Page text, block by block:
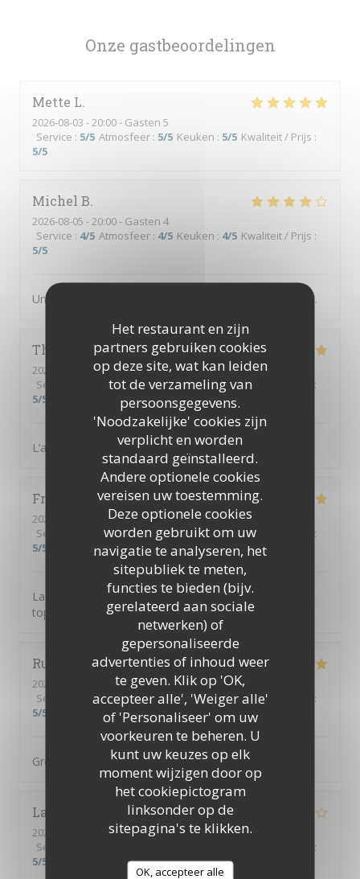
Het restaurant en zijn
partners gebruiken cookies
op deze site, wat kan leiden
tot de verzameling van
persoonsgegevens.
'Noodzakelijke' cookies zijn
verplicht en worden
standaard geïnstalleerd.
Andere optionele cookies
vereisen uw toestemming.
Deze optionele cookies
worden gebruikt om uw
navigatie te analyseren, het
sitepubliek te meten,
functies te bieden (bijv.
gerelateerd aan sociale
netwerken) of
gepersonaliseerde
advertenties of inhoud weer
te geven. Klik op 'OK,
accepteer alle', 'Weiger alle'
of 'Personaliseer' om uw
voorkeuren te beheren. U
kunt uw keuzes op elk
moment wijzigen door op
het cookiepictogram
linksonder op de
sitepagina's te klikken.
OK, accepteer alle
Onze gastbeoordelingen
Mette L
2026-08-03 - 20:00 - Gasten 5
Service : 5/5 Atmosfeer : 5/5 Keuken : 5/5 Kwaliteit / Prijs :
5/5
Michel B
2026-08-05 - 20:00 - Gasten 4
Service : 4/5 Atmosfeer : 4/5 Keuken : 4/5 Kwaliteit / Prijs :
5/5
Un des meilleurs restaurants abordable de Villefranche.
Thierry
2026-08-02
- 19:00 - Gasten 3
Service
Atmosfeer:5/5 Keuken: 5 /5 Kwaliteit / Prijs
:
5/5
L’accueil est parfait, équipe au top, diner excellent
Frusta
2026-08-04
- 19:30 - Gasten 9
Service
Atmosfeer: 5/5 Keuken:5/5 Kwaliteit / Prijs
:
5/5
La tosca c’est une cuisine de qualité et une équipe au
top
Ruth
2026-08-04
- 19:00 - Gasten 3
Service
/5 Atmosfeer: 5/5 Keuken:5/5 Kwaliteit / Prijs
:
5/5
Great food, great service, great setting
Lauryn
2026-08-04
- 13:00 - Gasten 2
Service
:
5/5